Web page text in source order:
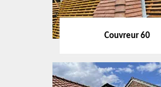
Couvreur 60